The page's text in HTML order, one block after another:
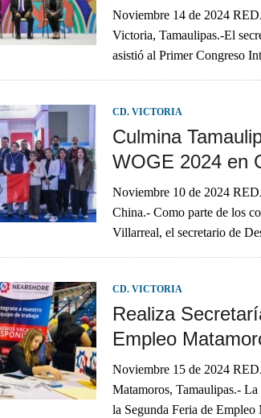
Noviembre 14 de 2024
Victoria, Tamaulipas.-El
asistió al Primer Congreso
CD. VICTORIA
Culmina
WOGE 2024 en
Noviembre 10 de 2024
China.- Como parte de los
Villarreal, el secretario de
CD. VICTORIA
Realiza
Empleo
Noviembre 15 de 2024
Matamoros, Tamaulipas.-
la Segunda Feria de